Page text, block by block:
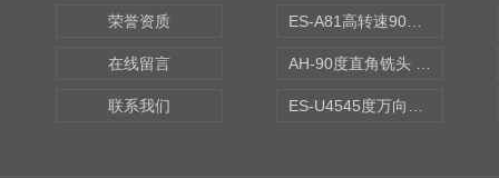
荣誉资质
在线留言
联系我们